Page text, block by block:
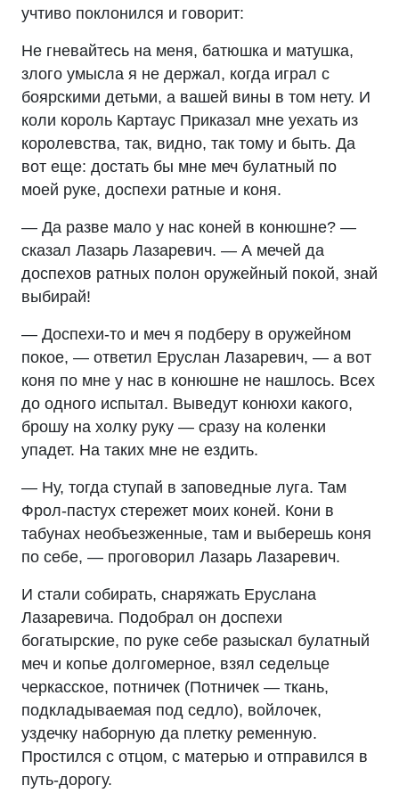
учтиво поклонился и говорит:
Не гневайтесь на меня, батюшка и матушка,
злого умысла я не держал, когда играл с
боярскими детьми, а вашей вины в том нету. И
коли король Картаус Приказал мне уехать из
королевства, так, видно, так тому и быть. Да
вот еще: достать бы мне меч булатный по
моей руке, доспехи ратные и коня.
— Да разве мало у нас коней в конюшне? —
сказал Лазарь Лазаревич. — А мечей да
доспехов ратных полон оружейный покой, знай
выбирай!
— Доспехи-то и меч я подберу в оружейном
покое, — ответил Еруслан Лазаревич, — а вот
коня по мне у нас в конюшне не нашлось. Всех
до одного испытал. Выведут конюхи какого,
брошу на холку руку — сразу на коленки
упадет. На таких мне не ездить.
— Ну, тогда ступай в заповедные луга. Там
Фрол-пастух стережет моих коней. Кони в
табунах необъезженные, там и выберешь коня
по себе, — проговорил Лазарь Лазаревич.
И стали собирать, снаряжать Еруслана
Лазаревича. Подобрал он доспехи
богатырские, по руке себе разыскал булатный
меч и копье долгомерное, взял седельце
черкасское, потничек (Потничек — ткань,
подкладываемая под седло), войлочек,
уздечку наборную да плетку ременную.
Простился с отцом, с матерью и отправился в
путь-дорогу.